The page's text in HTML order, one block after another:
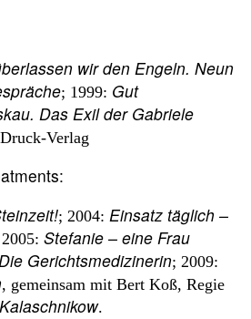
wir den Engeln. Neun
; 1999: Gut
Das Exil der Gabriele
Verlag
; 2004: Einsatz täglich –
Stefanie – eine Frau
Gerichtsmedizinerin; 2009:
, gemeinsam mit Bert Koß, Regie
Kalaschnikow.